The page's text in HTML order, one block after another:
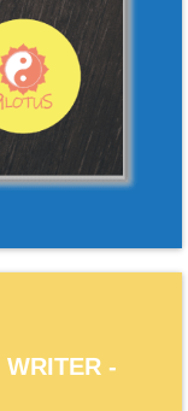
WRITER -